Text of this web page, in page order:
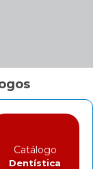
Catálogo
Dentística